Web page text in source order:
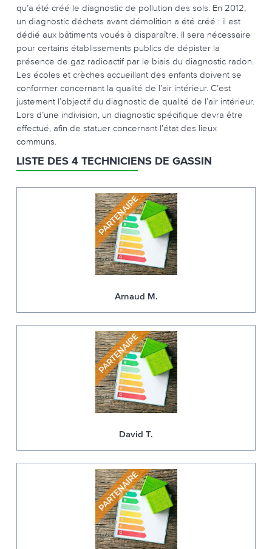
qu’a été créé le diagnostic de pollution des sols. En 2012,
un diagnostic déchets avant démolition a été créé : il est
dédié aux bâtiments voués à disparaître. Il sera nécessaire
pour certains établissements publics de dépister la
présence de gaz radioactif par le biais du diagnostic radon.
Les écoles et crèches accueillant des enfants doivent se
conformer concernant la qualité de l’air intérieur. C’est
justement l’objectif du diagnostic de qualité de l’air intérieur.
Lors d’une indivision, un diagnostic spécifique devra être
effectué, afin de statuer concernant l’état des lieux
communs.
LISTE DES 4 TECHNICIENS DE GASSIN
Arnaud M.
David T.